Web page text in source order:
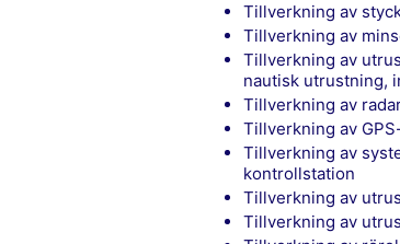
tillverkning av
tillverkning av
tillverkning av utrustning för sökning, detektion, navigering samt flygutrustning och
nautisk utrustning,
tillverkning av
tillverkning av
tillverkning av system för tjuv- och brandlarm med vilka signaler sänds till en
kontrollstation
tillverkning av
tillverkning av